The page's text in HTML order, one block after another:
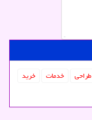
طراحی خدمات
خرید